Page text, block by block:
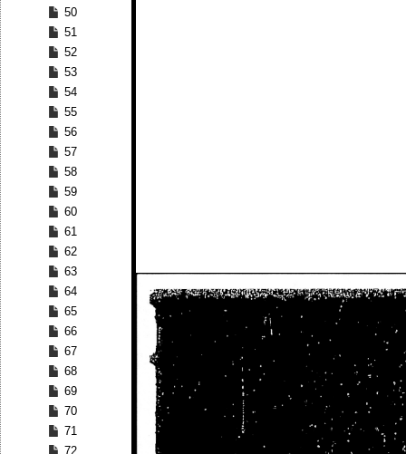
50
51
52
53
54
55
56
57
58
59
60
61
62
63
64
65
66
67
68
69
70
71
72